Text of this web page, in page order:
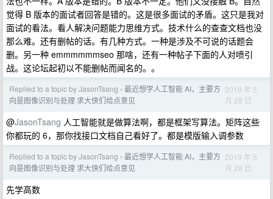
觉得 B 版本的面试者回答是错的。这是很多面试的矛盾。这只是我对
面试的看法。看人解决问题能力思维方式。技术什么的查查文档也没
那么难。还有删帖的话。有几种方式。一种是涉及不可说的话题会
删。另一种 emmmmmmseo 那啥，还有一种帖子下面的人对喷引
战。这论坛起初以不能删帖而闻名的。。
Replied to a topic by JasonTsang › 最近想学人工智能 AI，主要方
向是图像识别与处理 求大侠们给点意见
2019 年 5
月 28 日
@JasonTsang 人工智能就是做算法啊，都是框架写算法。矩阵这些
你都玩的 6，那你找接口文档自己看好了。都是模版输入调参数
Replied to a topic by JasonTsang › 最近想学人工智能 AI，主要方
向是图像识别与处理 求大侠们给点意见
2019 年 5
月 28 日
先学高数